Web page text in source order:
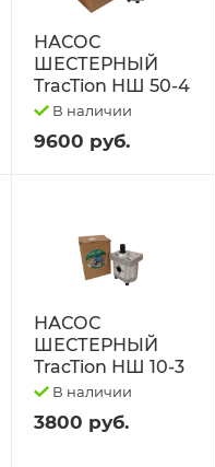
НАСОС
ШЕСТЕРНЫЙ
TracTion НШ 50-4
В наличии
9600 руб.
НАСОС
ШЕСТЕРНЫЙ
TracTion НШ 10-3
В наличии
3800 руб.